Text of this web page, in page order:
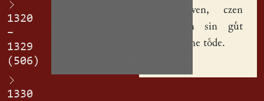
1320
–
1329
(506)
1330
hsvrowen, czen
mark in sin gt
nch syme tde.